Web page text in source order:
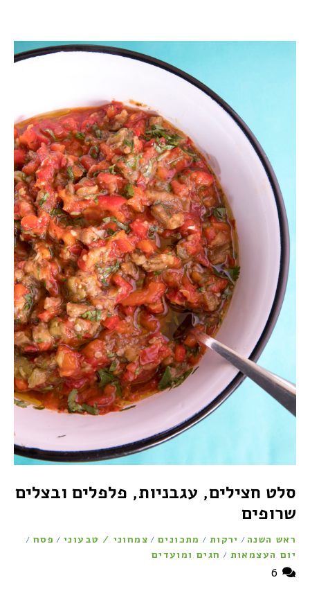
סלט חצילים, עגבניות, פלפלים ובצלים
שרופים
ראש השנה / ירקות / מתכונים / צמחוני / טבעוני / פסח /
יום העצמאות / חגים ומועדים